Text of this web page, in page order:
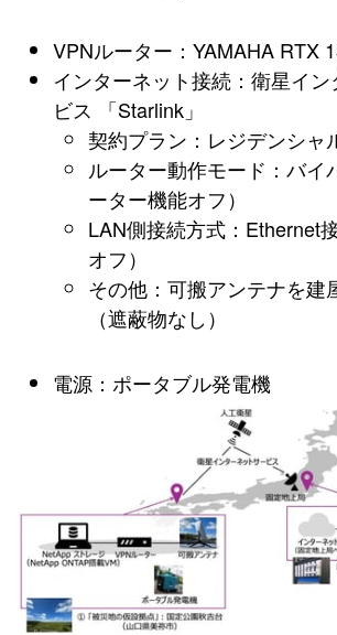
VPNルーター：YAMAHA RTX
インターネット接続：衛星イ
ビス 「Starlink」
契約プラン：レジデンシャ
ルーター動作モード：バイ
ーター機能オフ）
LAN側接続方式：Ethernet
オフ）
その他：可搬アンテナを建
（遮蔽物なし）
電源：ポータブル発電機